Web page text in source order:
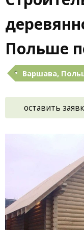
Польше
Варшава,
оставить